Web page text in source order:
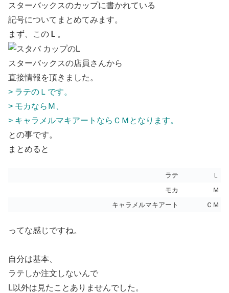
スターバックスのカップに書かれている
記号についてまとめてみます。
まず、この Ｌ 。
スターバックスの店員さんから
直接情報を頂きました。
> ラテのＬです。
> モカならＭ、
> キャラメルマキアートならＣＭとなります。
との事です。
まとめると
ラテ
Ｌ
モカ
Ｍ
キャラメルマキアート
ＣＭ
ってな感じですね。
自分は基本、
ラテしか注文しないんで
L以外は見たことありませんでした。